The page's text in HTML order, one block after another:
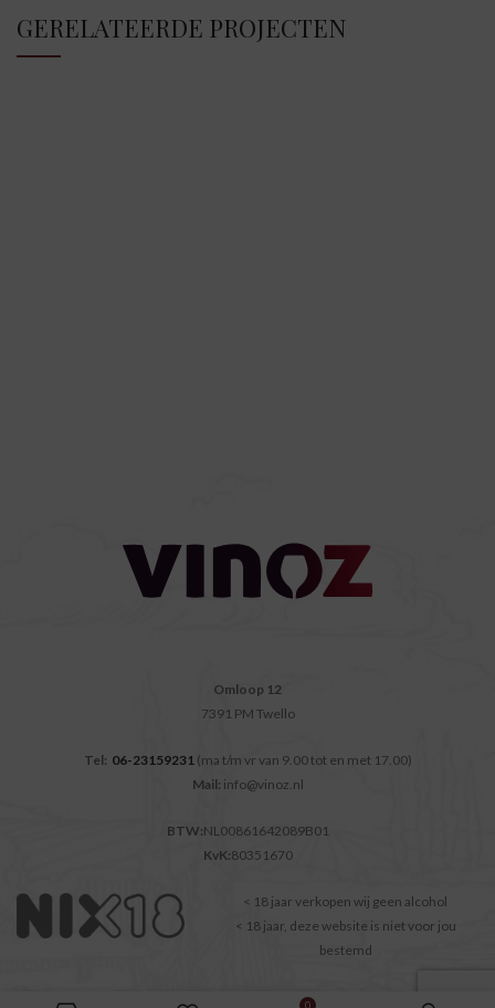
GERELATEERDE PROJECTEN
Omloop 12
7391 PM Twello
Tel: 06-23159231 (ma t/m vr van 9.00 tot en met 17.00)
Mail: info@vinoz.nl
BTW:NL00861642089B01
KvK:80351670
< 18 jaar verkopen wij geen alcohol
< 18 jaar, deze website is niet voor jou
bestemd
0